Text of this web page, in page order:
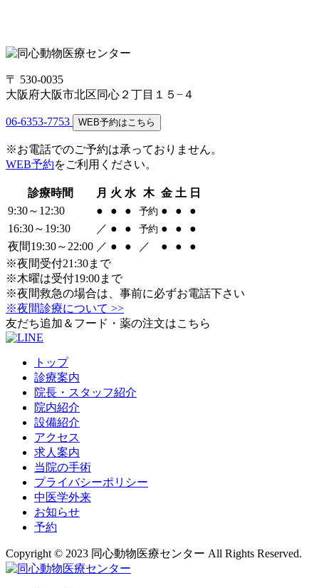
〒 530-0035
大阪府大阪市北区同心２丁目１５−４
06-6353-7753 WEB予約はこちら
※お電話でのご予約は承っておりません。
WEB予約をご利用ください。
診療時間 月 火 水 木 金 土 日
9:30～12:30
● ● ● 予約 ● ●
●
16:30～19:30
／ ● ● 予約 ● ●
●
夜間19:30～22:00 ／ ● ● ／ ● ●
●
※夜間受付21:30まで
※木曜は受付19:00まで
※夜間救急の場合は、事前に必ずお電話下さい
※夜間診療について >>
友だち追加＆フード・薬の注文はこちら
トップ
診療案内
院長・スタッフ紹介
院内紹介
設備紹介
アクセス
求人案内
当院の手術
プライバシーポリシー
中医学外来
お知らせ
予約
Copyright © 2023 同心動物医療センター All Rights Reserved.